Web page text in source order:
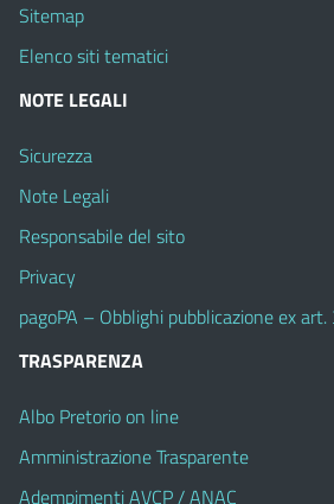
Sitemap
Elenco siti tematici
NOTE LEGALI
Sicurezza
Note Legali
Responsabile del sito
Privacy
pagoPA – Obblighi pubblicazione ex
TRASPARENZA
Albo Pretorio on line
Amministrazione Trasparente
Adempimenti AVCP / ANAC